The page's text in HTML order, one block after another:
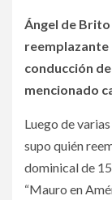
Ángel de
conducción
mencionado
Luego de
supo quién
dominical de
“Mauro en